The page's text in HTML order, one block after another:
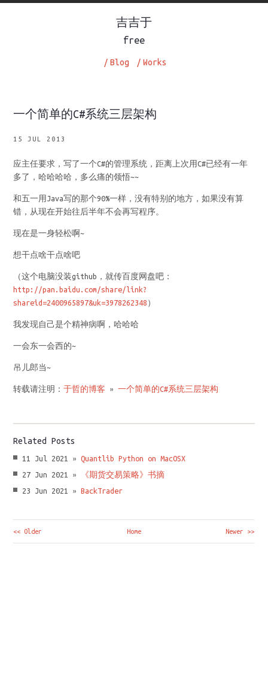
吉吉于
free
Blog
/ Works
/
一个简单的C#系统三层架构
15 JUL 2013
应主任要求，写了一个C#的管理系统，距离上次用C#已经有一年
多了，哈哈哈哈，多么痛的领悟~~
和五一用Java写的那个90%一样，没有特别的地方，如果没有算
错，从现在开始往后半年不会再写程序。
现在是一身轻松啊~
想干点啥干点啥吧
（这个电脑没装github，就传百度网盘吧：
http://pan.baidu.com/share/link?
shareid=2400965897&uk=3978262348 ）
我发现自己是个精神病啊，哈哈哈
一会东一会西的~
吊儿郎当~
转载请注明：于哲的博客 »一个简单的C#系统三层架构
Related Posts
11 Jul 2021 »
Quantlib Python on MacOSX
27 Jun 2021 »
《期货交易策略》书摘
23 Jun 2021 »
BackTrader
<< Older Home Newer >>